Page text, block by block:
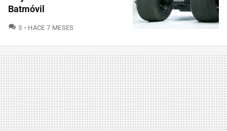
Batmóvil
3 COMENTARIOS
HACE 7 MESES